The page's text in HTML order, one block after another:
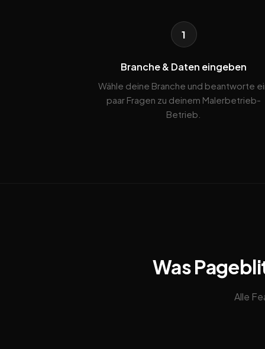
1
Branche & Daten eingeben
Wähle deine Branche und beantworte
paar Fragen zu deinem Malerbetrieb-
Betrieb.
Was
Alle